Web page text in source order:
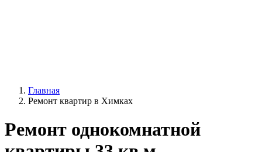
Главная
Ремонт квартир в Химках
Ремонт однокомнатной